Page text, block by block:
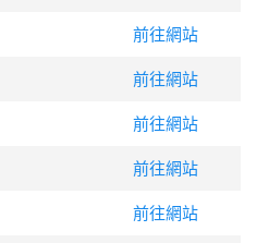
前往網站
前往網站
前往網站
前往網站
前往網站